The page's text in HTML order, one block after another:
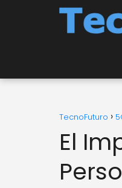
TecnoFuturo
El